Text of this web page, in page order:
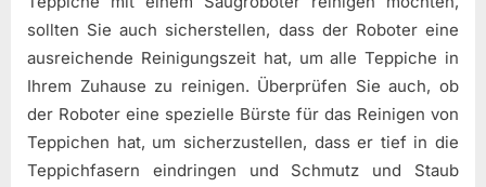
sollten Sie auch sicherstellen, dass der Roboter eine
ausreichende Reinigungszeit hat, um alle Teppiche in
Ihrem Zuhause zu reinigen. Überprüfen Sie auch, ob
der Roboter eine spezielle Bürste für das Reinigen von
Teppichen hat, um sicherzustellen, dass er tief in die
Teppichfasern eindringen und Schmutz und Staub